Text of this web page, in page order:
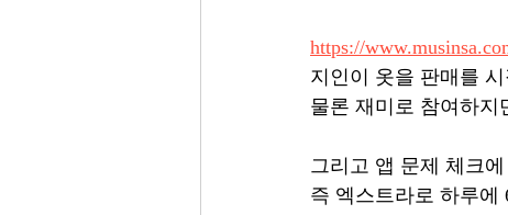
https://
지인이 옷을 판매를
물론 재미로 참여하지
그리고 앱 문제 체크
즉 엑스트라로 하루에